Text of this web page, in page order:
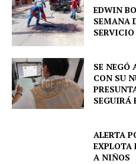
Menú
Sociedad y Negocios
EDWIN
SEMANA
SE NEGÓ
CON SU
SEGUIRÁ
ALERTA
EXPLOTA
A NIÑOS